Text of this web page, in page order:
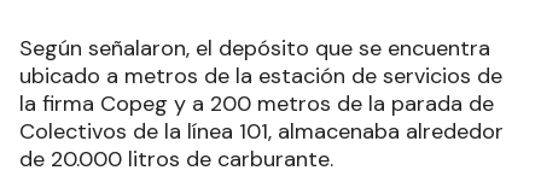
Según señalaron, el depósito que se encuentra
ubicado a metros de la estación de servicios de
la firma Copeg y a 200 metros de la parada de
Colectivos de la línea 101, almacenaba alrededor
de 20.000 litros de carburante.